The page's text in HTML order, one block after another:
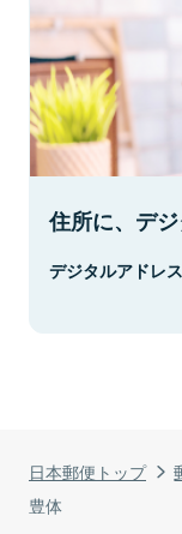
日本郵便トップ
豊体
住所に、デジ
デジタルアドレ